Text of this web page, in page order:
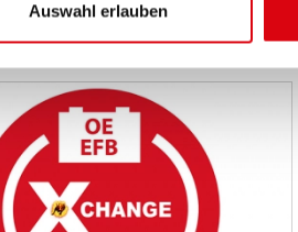
Auswahl erlauben
zu diesem